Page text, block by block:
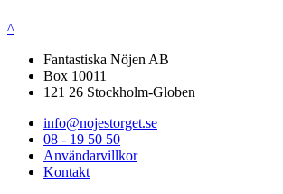
^
Fantastiska Nöjen AB
Box 10011
121 26 Stockholm-Globen
info@nojestorget.se
08 - 19 50 50
Användarvillkor
Kontakt